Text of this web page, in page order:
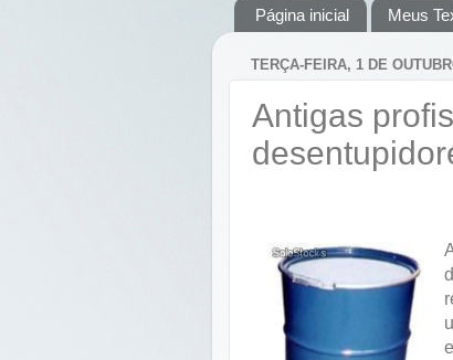
Página inicial Meus
TERÇA-FEIRA, 1 DE
Antigas